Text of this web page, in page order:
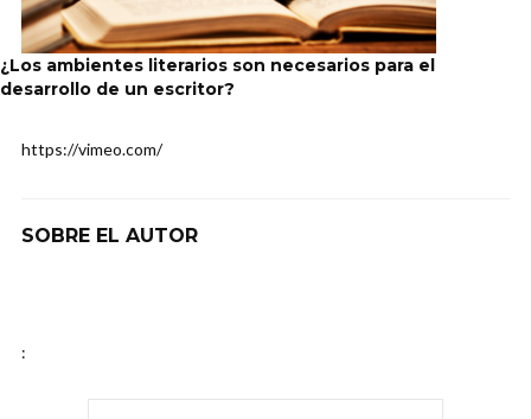
¿Los ambientes literarios son necesarios para el
desarrollo de un escritor?
https://vimeo.com/
SOBRE EL AUTOR
: